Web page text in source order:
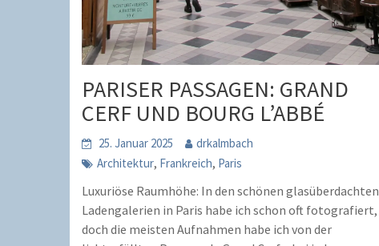
PARISER PASSAGEN: GRAND
CERF UND BOURG L’ABBÉ
25. Januar 2025
drkalmbach
Architektur, Frankreich, Paris
Luxuriöse Raumhöhe: In den schönen glasüberdachten
Ladengalerien in Paris habe ich schon oft fotografiert,
doch die meisten Aufnahmen habe ich von der